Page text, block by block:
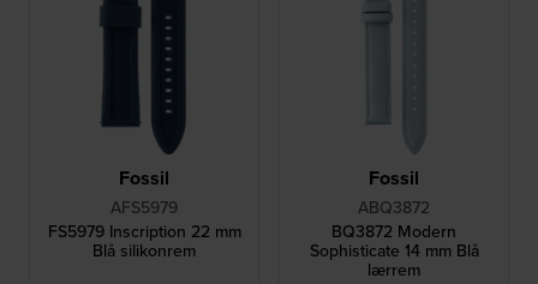
Fossil
AFS5979
FS5979 Inscription 22 mm
Blå silikonrem
Fossil
ABQ3872
BQ3872 Modern
Sophisticate 14 mm Blå
lærrem